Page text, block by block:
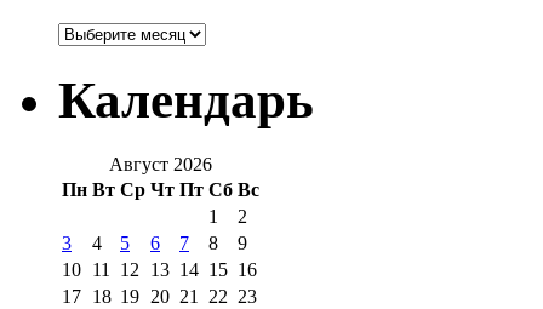
Архивы
Календарь
Август 2026
Пн Вт Ср Чт Пт Сб Вс
1
2
3
4 5 6 7 8
9
10 11 12 13 14 15 16
17 18 19 20 21 22 23